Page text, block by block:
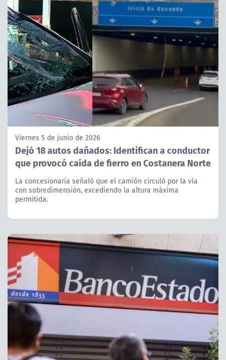
Viernes 5 de junio de 2026
Dejó 18 autos dañados: Identifican a conductor
que provocó caída de fierro en Costanera Norte
La concesionaria señaló que el camión circuló por la vía
con sobredimensión, excediendo la altura máxima
permitida.